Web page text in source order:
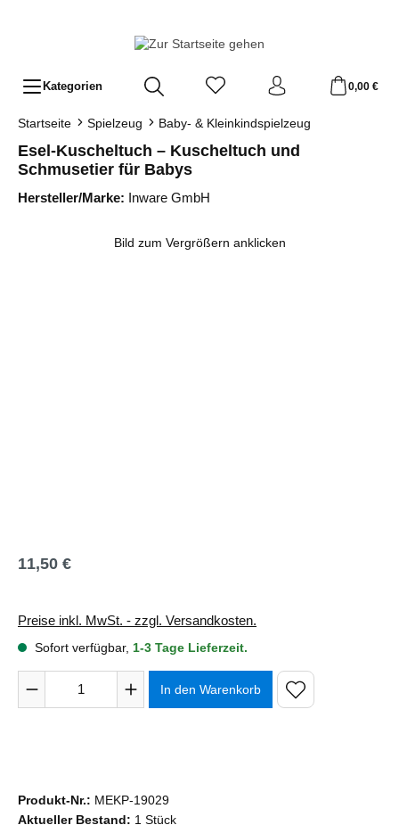
Kategorien 0,00 €
Startseite Spielzeug Baby- & Kleinkindspielzeug
Esel-Kuscheltuch – Kuscheltuch und
Schmusetier für Babys
Hersteller/Marke: Inware GmbH
Bildergalerie überspringenBild zum Vergrößern anklicken
Regulärer Preis:
11,50 €
Preise inkl. MwSt. - zzgl. Versandkosten.
Sofort verfügbar, 1-3 Tage Lieferzeit.
Produkt Anzahl: Gib den gewünschten Wert ein oder
In den Warenkorb
Produkt-Nr.: MEKP-19029
Aktueller Bestand: 1 Stück